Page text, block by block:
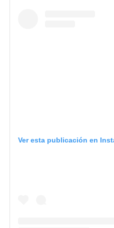
Ver esta publicación en